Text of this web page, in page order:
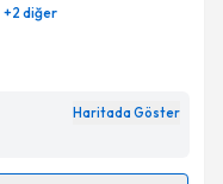
+2 diğer
Haritada Göster